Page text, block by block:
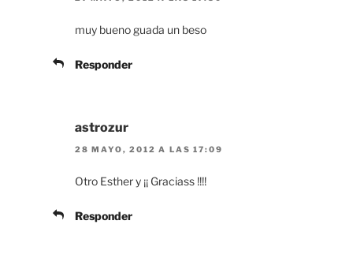
muy bueno guada un beso
Responder
astrozur
28 MAYO, 2012 A LAS 17:09
Otro Esther y ¡¡ Graciass !!!!
Responder